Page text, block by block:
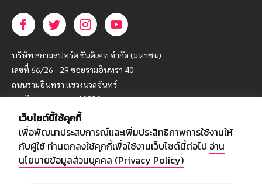
บริษัท สยามสปอร์ต ซินติเคท จำกัด (มหาชน)
เลขที่ 66/26 - 29 ซอยรามอินทรา 40
ถนนรามอินทรา แขวงนวลจันทร์
เขตบึงกุ่ม กรุงเทพฯ 10230
โทร : 02-5088-000
อีเมล์ : webmaster@siamsport.co.th
เว็บไซต์ : www.siamsport.co.th
เว็บไซต์นี้ใช้คุกกี้
เพื่อพัฒนาประสบการณ์และเพิ่มประสิทธิภาพการใช้งานให้
กับผู้ใช้ ท่านตกลงใช้คุกกี้เพื่อใช้งานเว็บไซต์นี้ต่อไป อ่าน
นโยบายข้อมูลส่วนบุคคล (Privacy Policy)